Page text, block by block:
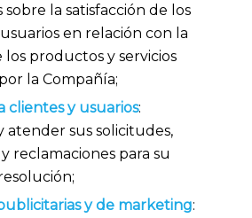
sobre la satisfacción de los
en relación con la
los productos y servicios
la Compañía;
clientes y usuarios:
atender sus solicitudes,
reclamaciones para su
y de marketing: